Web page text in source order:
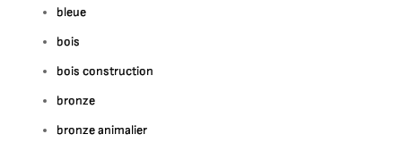
bleue
bois
bois construction
bronze
bronze animalier